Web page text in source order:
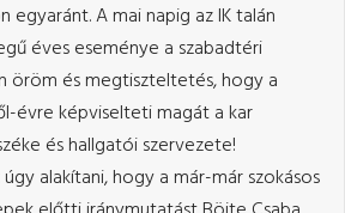
A mai napig az IK talán
éves eseménye a szabadtéri
öröm és megtiszteltetés, hogy a
évre képviselteti magát a kar
és hallgatói szervezete!
alakítani, hogy a már-már szokásos